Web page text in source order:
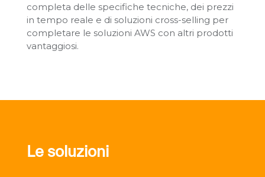
completa delle specifiche tecniche, dei prezzi
in tempo reale e di soluzioni cross-selling per
completare le soluzioni AWS con altri prodotti
vantaggiosi.
Le soluzioni